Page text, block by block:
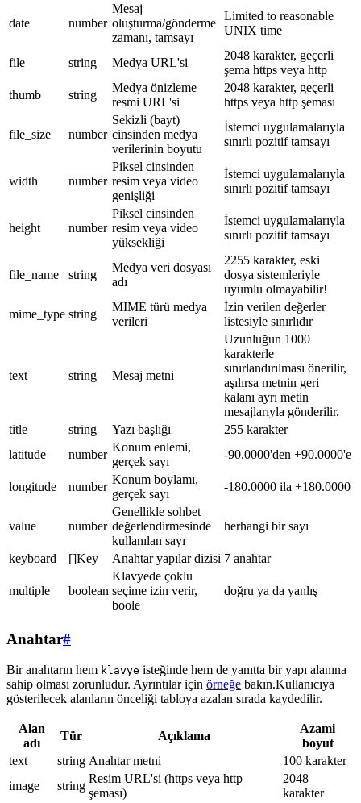
date number
Mesaj
oluşturma/gönderme
zamanı, tamsayı
Limited to reasonable
UNIX time
file string Medya URL'si
2048 karakter, geçerli
şema https veya http
thumb
string
Medya önizleme
resmi URL'si
2048 karakter, geçerli
https veya http şeması
file_size number
Sekizli (bayt)
cinsinden medya
verilerinin boyutu
İstemci uygulamalarıyla
sınırlı pozitif tamsayı
width number
Piksel cinsinden
resim veya video
genişliği
İstemci uygulamalarıyla
sınırlı pozitif tamsayı
height number
Piksel cinsinden
resim veya video
yüksekliği
İstemci uygulamalarıyla
sınırlı pozitif tamsayı
file_name string
Medya veri dosyası
adı
2255 karakter, eski
dosya sistemleriyle
uyumlu olmayabilir!
mime_type string
MIME türü medya
verileri
İzin verilen değerler
listesiyle sınırlıdır
text string Mesaj metni
Uzunluğun 1000
karakterle
sınırlandırılması önerilir,
aşılırsa metnin geri
kalanı ayrı metin
mesajlarıyla gönderilir.
title
string Yazı başlığı
255 karakter
latitude
number
Konum enlemi,
gerçek sayı
-90.0000'den +90.0000'e
longitude number
Konum boylamı,
gerçek sayı
-180.0000 ila +180.0000
value number
Genellikle sohbet
değerlendirmesinde
kullanılan sayı
herhangi bir sayı
keyboard []Key Anahtar yapılar dizisi 7 anahtar
multiple boolean
Klavyede çoklu
seçime izin verir,
boole
doğru ya da yanlış
Anahtar#
Bir anahtarın hem klavye isteğinde hem de yanıtta bir yapı alanına
sahip olması zorunludur. Ayrıntılar için örneğe bakın.Kullanıcıya
gösterilecek alanların önceliği tabloya azalan sırada kaydedilir.
Alan
adı
Tür Açıklama
Azami
boyut
text
string Anahtar metni
100 karakter
image
string
Resim URL'si (https veya http
şeması)
2048
karakter